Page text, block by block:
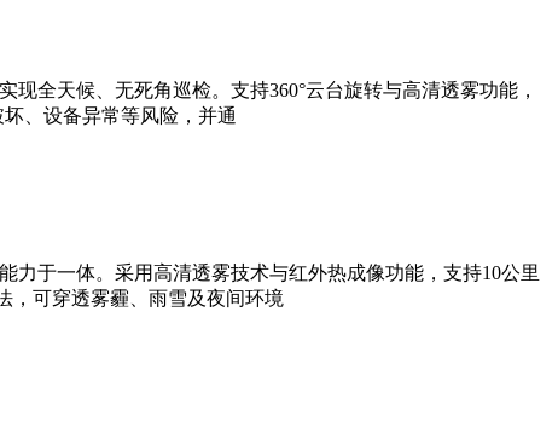
全天候、无死角巡检。支持360°云台旋转与高清透雾功能，
、设备异常等风险，并通
于一体。采用高清透雾技术与红外热成像功能，支持10公里
，可穿透雾霾、雨雪及夜间环境